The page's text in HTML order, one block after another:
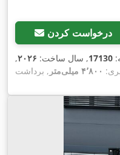
درخواست کردن
17130, سال ساخت: ۲۰۲۶,
۴٬۸۰۰ میلی‌متر
, برداشت
۲٬۲۱۵ میلی‌متر
, ولتاژ باتری:
جلو:
10 non-marking
عقب: